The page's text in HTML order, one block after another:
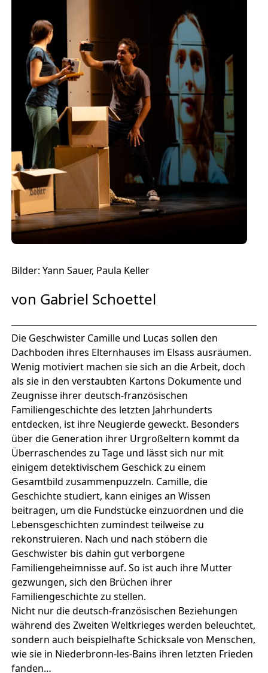
Förderer und Partner Theater BAden
ALsace
Services
Bilder: Yann Sauer, Paula Keller
von Gabriel Schoettel
Die Geschwister Camille und Lucas sollen den
Dachboden ihres Elternhauses im Elsass ausräumen.
Wenig motiviert machen sie sich an die Arbeit, doch
als sie in den verstaubten Kartons Dokumente und
Zeugnisse ihrer deutsch-französischen
Familiengeschichte des letzten Jahrhunderts
entdecken, ist ihre Neugierde geweckt. Besonders
über die Generation ihrer Urgroßeltern kommt da
Überraschendes zu Tage und lässt sich nur mit
einigem detektivischem Geschick zu einem
Gesamtbild zusammenpuzzeln. Camille, die
Geschichte studiert, kann einiges an Wissen
beitragen, um die Fundstücke einzuordnen und die
Lebensgeschichten zumindest teilweise zu
rekonstruieren. Nach und nach stöbern die
Geschwister bis dahin gut verborgene
Familiengeheimnisse auf. So ist auch ihre Mutter
gezwungen, sich den Brüchen ihrer
Familiengeschichte zu stellen.
Nicht nur die deutsch-französischen Beziehungen
während des Zweiten Weltkrieges werden beleuchtet,
sondern auch beispielhafte Schicksale von Menschen,
wie sie in Niederbronn-les-Bains ihren letzten Frieden
fanden…